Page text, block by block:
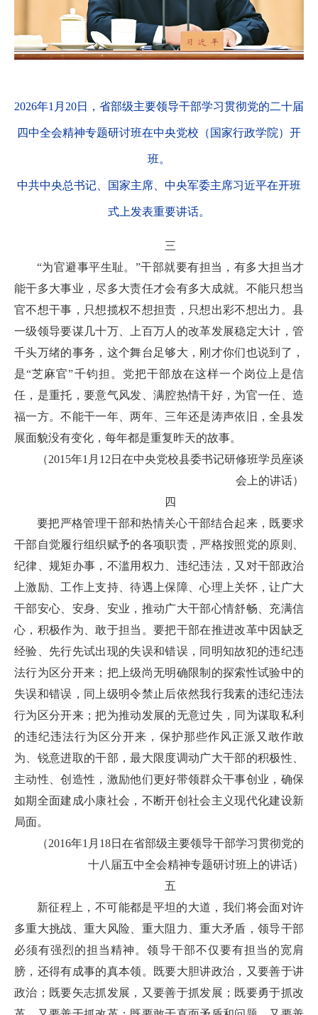
2026年1月20日，省部级主要领导干部学习贯彻党的二十届
四中全会精神专题研讨班在中央党校（国家行政学院）开
班。
中共中央总书记、国家主席、中央军委主席习近平在开班
式上发表重要讲话。
三
“为官避事平生耻。”干部就要有担当，有多大担当才
能干多大事业，尽多大责任才会有多大成就。不能只想当
官不想干事，只想揽权不想担责，只想出彩不想出力。县
一级领导要谋几十万、上百万人的改革发展稳定大计，管
千头万绪的事务，这个舞台足够大，刚才你们也说到了，
是“芝麻官”千钧担。党把干部放在这样一个岗位上是信
任，是重托，要意气风发、满腔热情干好，为官一任、造
福一方。不能干一年、两年、三年还是涛声依旧，全县发
展面貌没有变化，每年都是重复昨天的故事。
（2015年1月12日在中央党校县委书记研修班学员座谈
会上的讲话）
四
要把严格管理干部和热情关心干部结合起来，既要求
干部自觉履行组织赋予的各项职责，严格按照党的原则、
纪律、规矩办事，不滥用权力、违纪违法，又对干部政治
上激励、工作上支持、待遇上保障、心理上关怀，让广大
干部安心、安身、安业，推动广大干部心情舒畅、充满信
心，积极作为、敢于担当。要把干部在推进改革中因缺乏
经验、先行先试出现的失误和错误，同明知故犯的违纪违
法行为区分开来；把上级尚无明确限制的探索性试验中的
失误和错误，同上级明令禁止后依然我行我素的违纪违法
行为区分开来；把为推动发展的无意过失，同为谋取私利
的违纪违法行为区分开来，保护那些作风正派又敢作敢
为、锐意进取的干部，最大限度调动广大干部的积极性、
主动性、创造性，激励他们更好带领群众干事创业，确保
如期全面建成小康社会，不断开创社会主义现代化建设新
局面。
（2016年1月18日在省部级主要领导干部学习贯彻党的
十八届五中全会精神专题研讨班上的讲话）
五
新征程上，不可能都是平坦的大道，我们将会面对许
多重大挑战、重大风险、重大阻力、重大矛盾，领导干部
必须有强烈的担当精神。领导干部不仅要有担当的宽肩
膀，还得有成事的真本领。既要大胆讲政治，又要善于讲
政治；既要矢志抓发展，又要善于抓发展；既要勇于抓改